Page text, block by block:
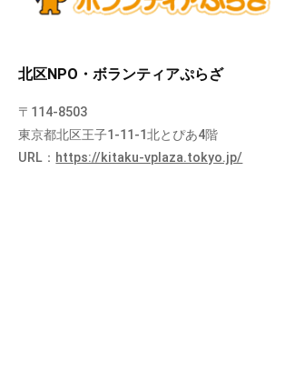
北区NPO・ボランティアぷらざ
〒114-8503
東京都北区王子1-11-1北とぴあ4階
URL： https://kitaku-vplaza.tokyo.jp/